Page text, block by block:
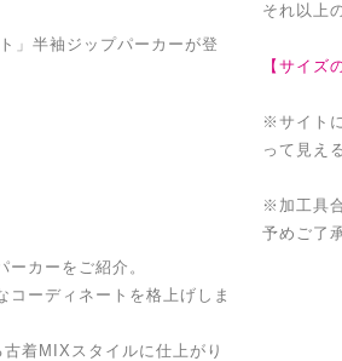
」半袖ジップパーカーが登
カーをご紹介。
ーディネートを格上げしま
着MIXスタイルに仕上がり
それ以上
【サイズ
※サイト
って見え
※加工具
予めご了